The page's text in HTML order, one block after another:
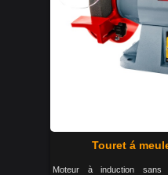
Touret á
Moteur à induction sans